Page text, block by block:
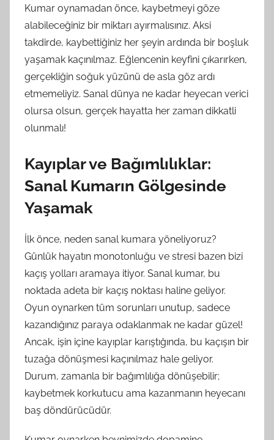
Kumar oynamadan önce, kaybetmeyi göze
alabileceğiniz bir miktarı ayırmalısınız. Aksi
takdirde, kaybettiğiniz her şeyin ardında bir boşluk
yaşamak kaçınılmaz. Eğlencenin keyfini çıkarırken,
gerçekliğin soğuk yüzünü de asla göz ardı
etmemeliyiz. Sanal dünya ne kadar heyecan verici
olursa olsun, gerçek hayatta her zaman dikkatli
olunmalı!
Kayıplar ve Bağımlılıklar:
Sanal Kumarın Gölgesinde
Yaşamak
İlk önce, neden sanal kumara yöneliyoruz?
Günlük hayatın monotonluğu ve stresi bazen bizi
kaçış yolları aramaya itiyor. Sanal kumar, bu
noktada adeta bir kaçış noktası haline geliyor.
Oyun oynarken tüm sorunları unutup, sadece
kazandığınız paraya odaklanmak ne kadar güzel!
Ancak, işin içine kayıplar karıştığında, bu kaçışın bir
tuzağa dönüşmesi kaçınılmaz hale geliyor.
Durum, zamanla bir bağımlılığa dönüşebilir;
kaybetmek korkutucu ama kazanmanın heyecanı
baş döndürücüdür.